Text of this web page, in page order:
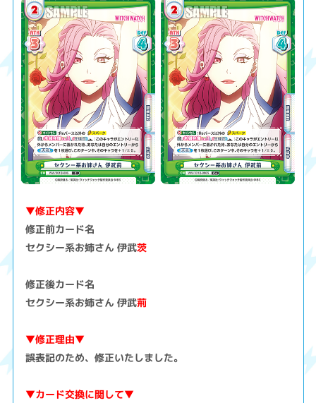
▼修正内容▼
修正前カード名
セクシー系お姉さん 伊武茨
修正後カード名
セクシー系お姉さん 伊武荊
▼修正理由▼
誤表記のため、修正いたしました。
▼カード交換に関して▼